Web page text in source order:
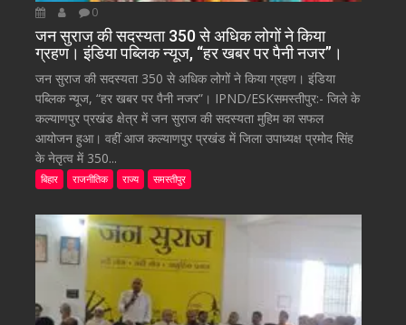
0
जन सुराज की सदस्यता 350 से अधिक लोगों ने किया
ग्रहण। इंडिया पब्लिक न्यूज, “हर खबर पर पैनी नजर”।
जन सुराज की सदस्यता 350 से अधिक लोगों ने किया ग्रहण। इंडिया
पब्लिक न्यूज, “हर खबर पर पैनी नजर”। IPND/ESKसमस्तीपुर:- जिले के
कल्याणपुर प्रखंड क्षेत्र में जन सुराज की सदस्यता मुहिम का सफल
आयोजन हुआ। वहीं आज कल्याणपुर प्रखंड में जिला उपाध्यक्ष प्रमोद सिंह
के नेतृत्व में 350...
बिहार राजनीतिक राज्य समस्तीपुर